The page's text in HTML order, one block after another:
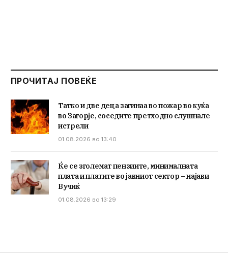
ПРОЧИТАЈ ПОВЕЌЕ
Татко и две деца загинаа во пожар во куќа
во Загорје, соседите претходно слушнале
истрели
01.08.2026 во 13:40
Ќе се зголемат пензиите, минималната
плата и платите во јавниот сектор – најави
Вучиќ
01.08.2026 во 13:29